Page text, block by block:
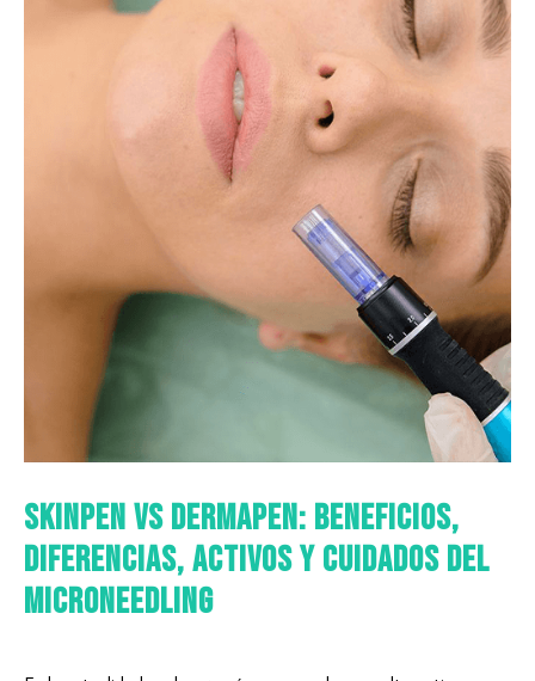
SkinPen vs Dermapen: beneficios,
diferencias, activos y cuidados del
microneedling